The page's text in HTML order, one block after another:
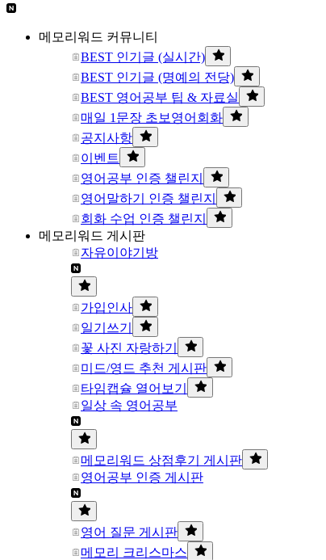
메모리워드 커뮤니티
BEST 인기글 (실시간)
BEST 인기글 (명예의 전당)
BEST 영어공부 팁 & 자료실
매일 1문장 초보영어회화
공지사항
이벤트
영어공부 인증 챌린지
영어말하기 인증 챌린지
회화 수업 인증 챌린지
메모리워드 게시판
자유이야기방
가입인사
일기쓰기
꽃 사진 자랑하기
미드/영드 추천 게시판
타임캡슐 열어보기
일상 속 영어공부
메모리워드 상점후기 게시판
영어공부 인증 게시판
영어 질문 게시판
메모리 크리스마스